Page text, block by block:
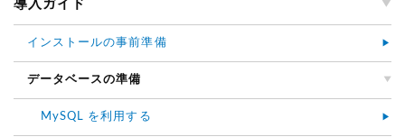
導入ガイド
インストールの事前準備
データベースの準備
MySQL を利用する